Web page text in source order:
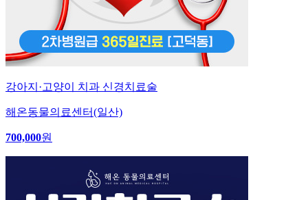
강아지·고양이 치과 신경치료술
해온동물의료센터(일산)
700,000원